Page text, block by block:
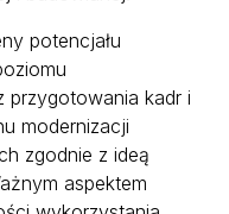
potencjału
przygotowania kadr i
modernizacji
zgodnie z ideą
aspektem